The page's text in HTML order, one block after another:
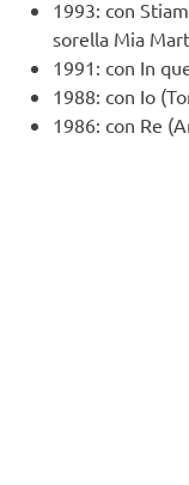
1993: con
sorella Mia
1991: con In
1988: con Io
1986: con Re